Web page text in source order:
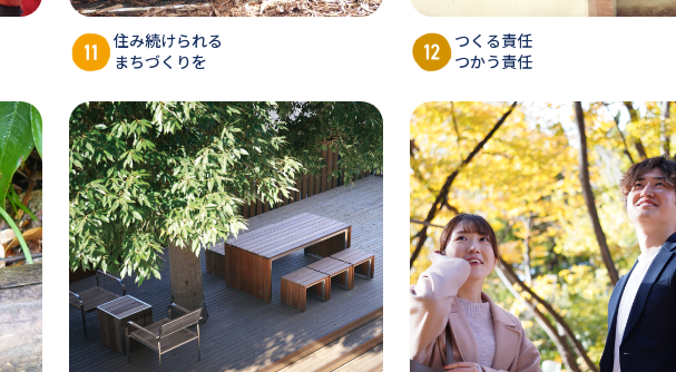
住み続けられる
まちづくりを
つくる責任
つかう責任